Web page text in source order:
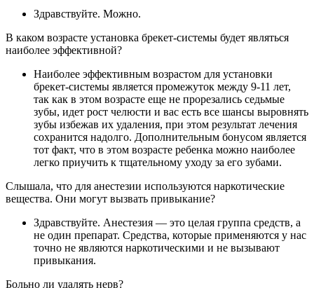
Здравствуйте. Можно.
В каком возрасте установка брекет-системы будет являться
наиболее эффективной?
Наиболее эффективным возрастом для установки
брекет-системы является промежуток между 9-11 лет,
так как в этом возрасте еще не прорезались седьмые
зубы, идет рост челюсти и вас есть все шансы выровнять
зубы избежав их удаления, при этом результат лечения
сохранится надолго. Дополнительным бонусом является
тот факт, что в этом возрасте ребенка можно наиболее
легко приучить к тщательному уходу за его зубами.
Слышала, что для анестезии используются наркотические
вещества. Они могут вызвать привыкание?
Здравствуйте. Анестезия — это целая группа средств, а
не один препарат. Средства, которые применяются у нас
точно не являются наркотическими и не вызывают
привыкания.
Больно ли удалять нерв?